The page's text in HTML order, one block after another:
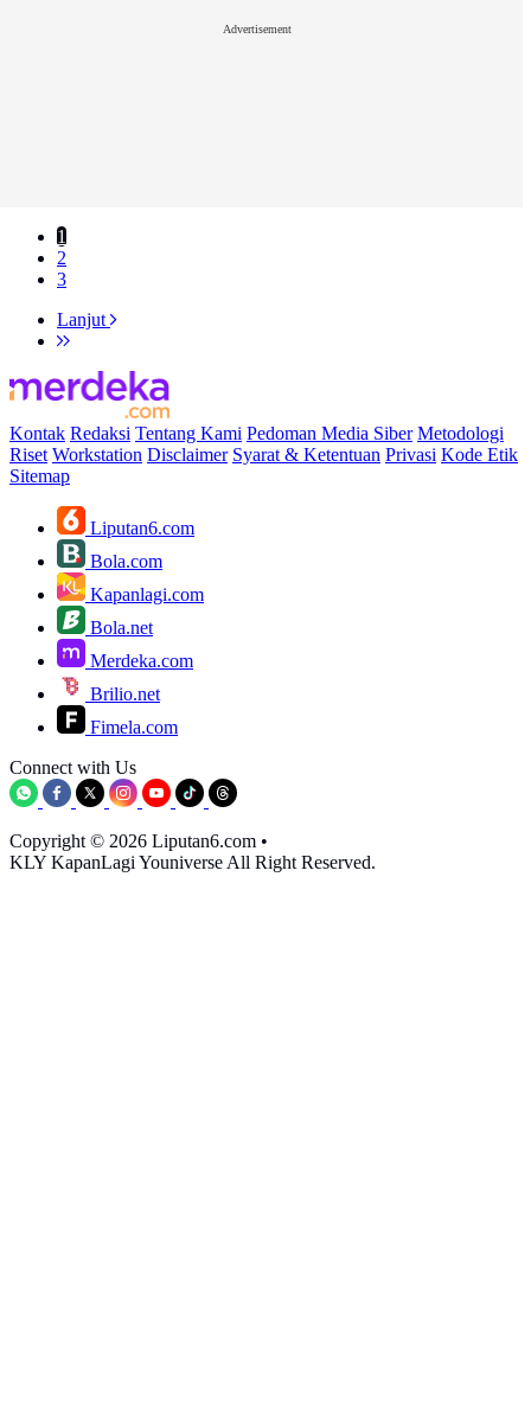
Advertisement
1
2
3
Lanjut
Kontak Redaksi Tentang Kami Pedoman Media Siber Metodologi
Riset Workstation Disclaimer Syarat & Ketentuan Privasi Kode Etik
Sitemap
Liputan6.com
Bola.com
Kapanlagi.com
Bola.net
Merdeka.com
Brilio.net
Fimela.com
Connect with Us
Copyright © 2026 Liputan6.com •
KLY KapanLagi Youniverse All Right Reserved.